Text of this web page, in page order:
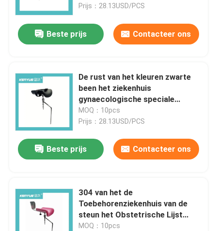
Prijs：28.13USD/PCS
Beste prijs Contacteer ons
De rust van het kleuren zwarte
been het ziekenhuis
gynaecologische speciale
geschikt voor zwangere vrouwen
MOQ：10pcs
Prijs：28.13USD/PCS
Beste prijs Contacteer ons
304 van het de
Toebehorenziekenhuis van de
steun het Obstetrische Lijst
Roze van de het Beenhouder
MOQ：10pcs